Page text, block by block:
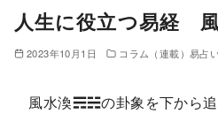
人生に役立つ易経
2023年10月1日 コラム（連載）易占
風水渙☴☵の卦象を下から